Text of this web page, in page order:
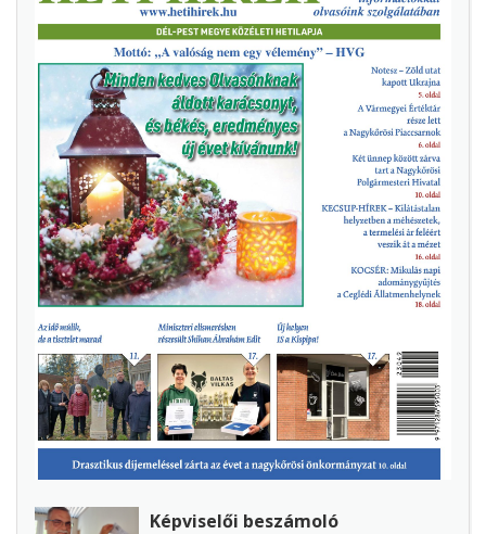
Képviselői beszámoló